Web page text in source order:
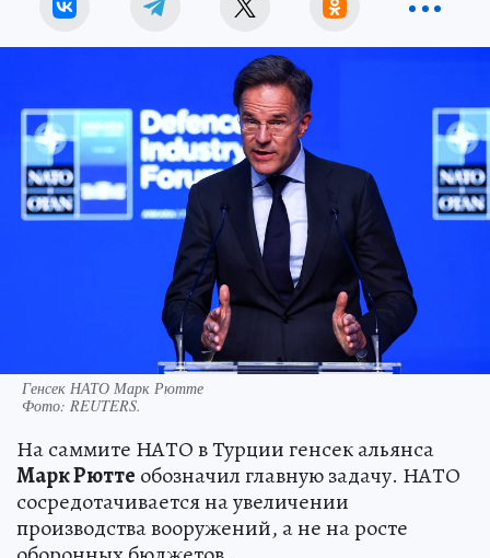
Генсек НАТО Марк Рютте
Фото: REUTERS.
На саммите НАТО в Турции генсек альянса
Марк Рютте обозначил главную задачу. НАТО
сосредотачивается на увеличении
производства вооружений, а не на росте